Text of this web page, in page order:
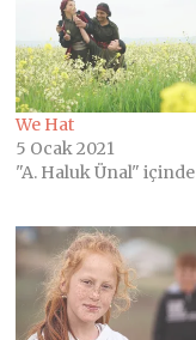
We Hat
5 Ocak 2021
"A. Haluk Ünal" içinde